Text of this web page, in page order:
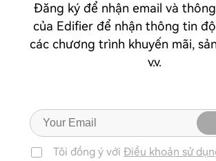
Đăng ký để nhận email và
của Edifier để nhận thông tin
các chương trình khuyến mãi,
v.v.
Tôi đồng ý với Điều khoản sử